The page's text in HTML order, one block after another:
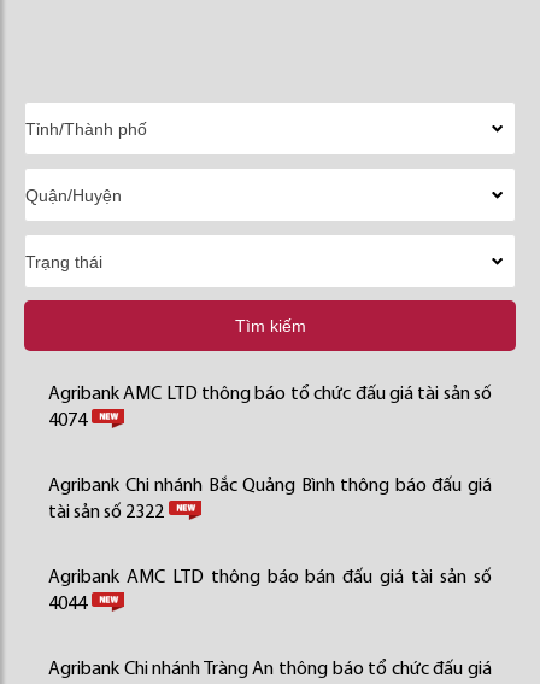
Tìm kiếm
Agribank AMC LTD thông báo tổ chức đấu giá tài sản số
4074
Agribank Chi nhánh Bắc Quảng Bình thông báo đấu giá
tài sản số 2322
Agribank AMC LTD thông báo bán đấu giá tài sản số
4044
Agribank Chi nhánh Tràng An thông báo tổ chức đấu giá